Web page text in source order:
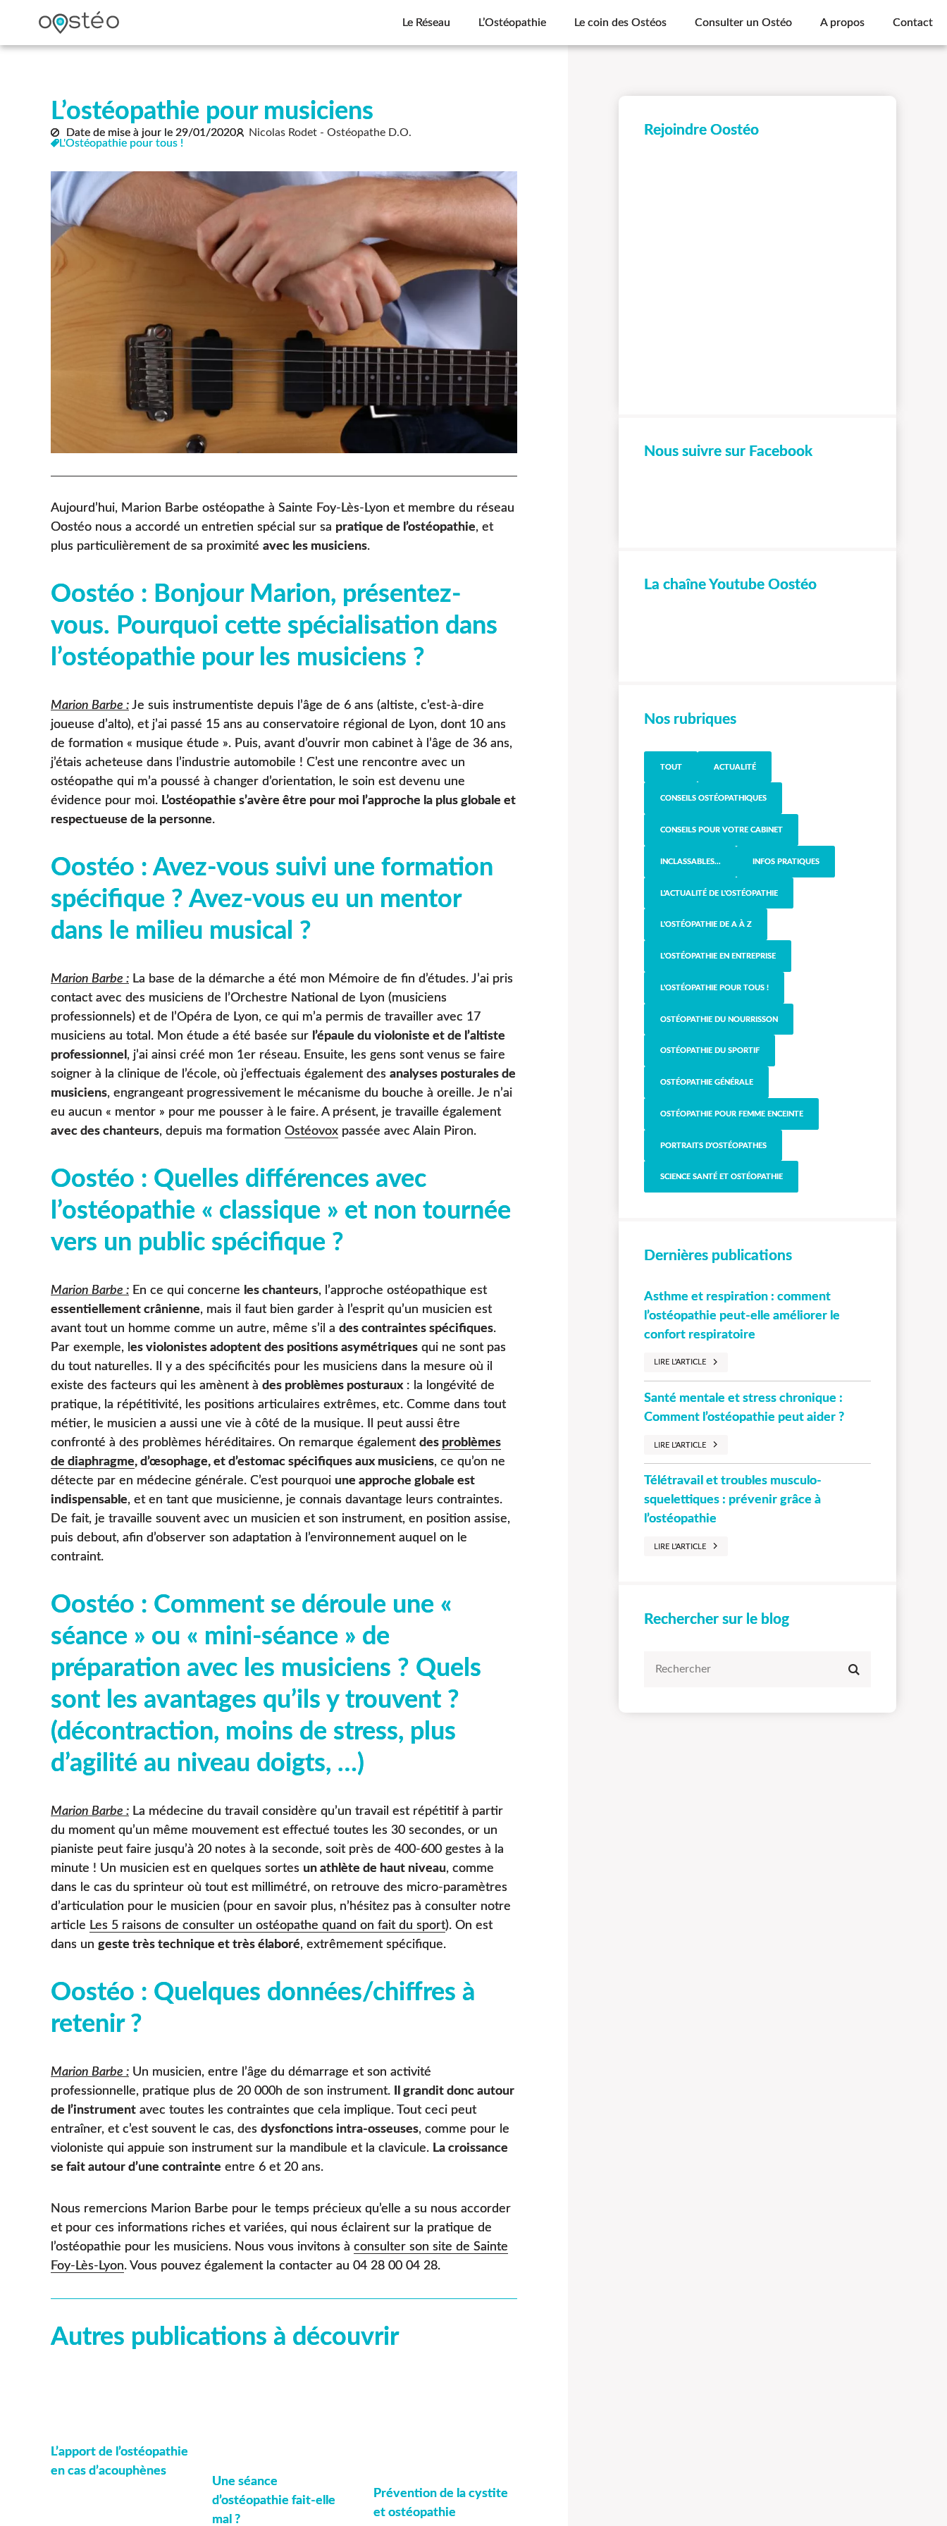
Le Réseau L’Ostéopathie Le coin des Ostéos Consulter un Ostéo A propos Contact
L’ostéopathie pour musiciens
Date de mise à jour le 29/01/2020
Nicolas Rodet - Ostéopathe D.O.
L'Ostéopathie pour tous !
Aujourd’hui, Marion Barbe ostéopathe à Sainte Foy-Lès-Lyon et membre du réseau
Oostéo nous a accordé un entretien spécial sur sa pratique de l’ostéopathie, et
plus particulièrement de sa proximité avec les musiciens.
Oostéo : Bonjour Marion, présentez-
vous. Pourquoi cette spécialisation dans
l’ostéopathie pour les musiciens ?
Marion Barbe : Je suis instrumentiste depuis l’âge de 6 ans (altiste, c’est-à-dire
joueuse d’alto), et j’ai passé 15 ans au conservatoire régional de Lyon, dont 10 ans
de formation « musique étude ». Puis, avant d’ouvrir mon cabinet à l’âge de 36 ans,
j’étais acheteuse dans l’industrie automobile ! C’est une rencontre avec un
ostéopathe qui m’a poussé à changer d’orientation, le soin est devenu une
évidence pour moi. L’ostéopathie s’avère être pour moi l’approche la plus globale et
respectueuse de la personne.
Oostéo : Avez-vous suivi une formation
spécifique ? Avez-vous eu un mentor
dans le milieu musical ?
Marion Barbe : La base de la démarche a été mon Mémoire de fin d’études. J’ai pris
contact avec des musiciens de l’Orchestre National de Lyon (musiciens
professionnels) et de l’Opéra de Lyon, ce qui m’a permis de travailler avec 17
musiciens au total. Mon étude a été basée sur l’épaule du violoniste et de l’altiste
professionnel , j’ai ainsi créé mon 1er réseau. Ensuite, les gens sont venus se faire
soigner à la clinique de l’école, où j’effectuais également des analyses posturales de
musiciens, engrangeant progressivement le mécanisme du bouche à oreille. Je n’ai
eu aucun « mentor » pour me pousser à le faire. A présent, je travaille également
avec des chanteurs, depuis ma formation Ostéovox passée avec Alain Piron.
Oostéo : Quelles différences avec
l’ostéopathie « classique » et non tournée
vers un public spécifique ?
Marion Barbe : En ce qui concerne les chanteurs, l’approche ostéopathique est
essentiellement crânienne, mais il faut bien garder à l’esprit qu’un musicien est
avant tout un homme comme un autre, même s’il a des contraintes spécifiques.
Par exemple, l es violonistes adoptent des positions asymétriques qui ne sont pas
du tout naturelles. Il y a des spécificités pour les musiciens dans la mesure où il
existe des facteurs qui les amènent à des problèmes posturaux: la longévité de
pratique, la répétitivité, les positions articulaires extrêmes, etc. Comme dans tout
métier, le musicien a aussi une vie à côté de la musique. Il peut aussi être
confronté à des problèmes héréditaires. On remarque également des problèmes
de diaphragme, d’œsophage, et d’estomac spécifiques aux musiciens, ce qu’on ne
détecte par en médecine générale. C’est pourquoi une approche globale est
indispensable, et en tant que musicienne, je connais davantage leurs contraintes.
De fait, je travaille souvent avec un musicien et son instrument, en position assise,
puis debout, afin d’observer son adaptation à l’environnement auquel on le
contraint.
Oostéo : Comment se déroule une «
séance » ou « mini-séance » de
préparation avec les musiciens ? Quels
sont les avantages qu’ils y trouvent ?
(décontraction, moins de stress, plus
d’agilité au niveau doigts, …)
Marion Barbe : La médecine du travail considère qu’un travail est répétitif à partir
du moment qu’un même mouvement est effectué toutes les 30 secondes, or un
pianiste peut faire jusqu’à 20 notes à la seconde, soit près de 400-600 gestes à la
minute ! Un musicien est en quelques sortes un athlète de haut niveau, comme
dans le cas du sprinteur où tout est millimétré, on retrouve des micro-paramètres
d’articulation pour le musicien (pour en savoir plus, n’hésitez pas à consulter notre
article Les 5 raisons de consulter un ostéopathe quand on fait du sport). On est
dans un geste très technique et très élaboré, extrêmement spécifique.
Oostéo : Quelques données/chiffres à
retenir ?
Marion Barbe : Un musicien, entre l’âge du démarrage et son activité
professionnelle, pratique plus de 20 000h de son instrument.
Il grandit donc autour
de l’instrument avec toutes les contraintes que cela implique. Tout ceci peut
entraîner, et c’est souvent le cas, des dysfonctions intra-osseuses, comme pour le
violoniste qui appuie son instrument sur la mandibule et la clavicule. La croissance
se fait autour d’une contrainte entre 6 et 20 ans.
Nous remercions Marion Barbe pour le temps précieux qu’elle a su nous accorder
et pour ces informations riches et variées, qui nous éclairent sur la pratique de
l’ostéopathie pour les musiciens. Nous vous invitons à consulter son site de Sainte
Foy-Lès-Lyon. Vous pouvez également la contacter au 04 28 00 04 28.
Autres publications à découvrir
L’apport de l’ostéopathie
en cas d’acouphènes
Une séance
d’ostéopathie fait-elle
mal ?
Prévention de la cystite
et ostéopathie
Rejoindre Oostéo
Nous suivre sur Facebook
La chaîne Youtube Oostéo
Nos rubriques
TOUT ACTUALITÉ
CONSEILS OSTÉOPATHIQUES
CONSEILS POUR VOTRE CABINET
INCLASSABLES... INFOS PRATIQUES
L'ACTUALITÉ DE L'OSTÉOPATHIE
L'OSTÉOPATHIE DE A À Z
L'OSTÉOPATHIE EN ENTREPRISE
L'OSTÉOPATHIE POUR TOUS !
OSTÉOPATHIE DU NOURRISSON
OSTÉOPATHIE DU SPORTIF
OSTÉOPATHIE GÉNÉRALE
OSTÉOPATHIE POUR FEMME ENCEINTE
PORTRAITS D'OSTÉOPATHES
SCIENCE SANTÉ ET OSTÉOPATHIE
Dernières publications
Asthme et respiration : comment
l’ostéopathie peut-elle améliorer le
confort respiratoire
LIRE L'ARTICLE
Santé mentale et stress chronique :
Comment l’ostéopathie peut aider ?
LIRE L'ARTICLE
Télétravail et troubles musculo-
squelettiques : prévenir grâce à
l’ostéopathie
LIRE L'ARTICLE
Rechercher sur le blog